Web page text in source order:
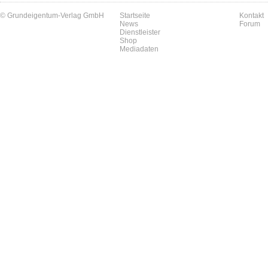
© Grundeigentum-Verlag GmbH
Startseite
News
Dienstleister
Shop
Mediadaten
Kontakt
Forum